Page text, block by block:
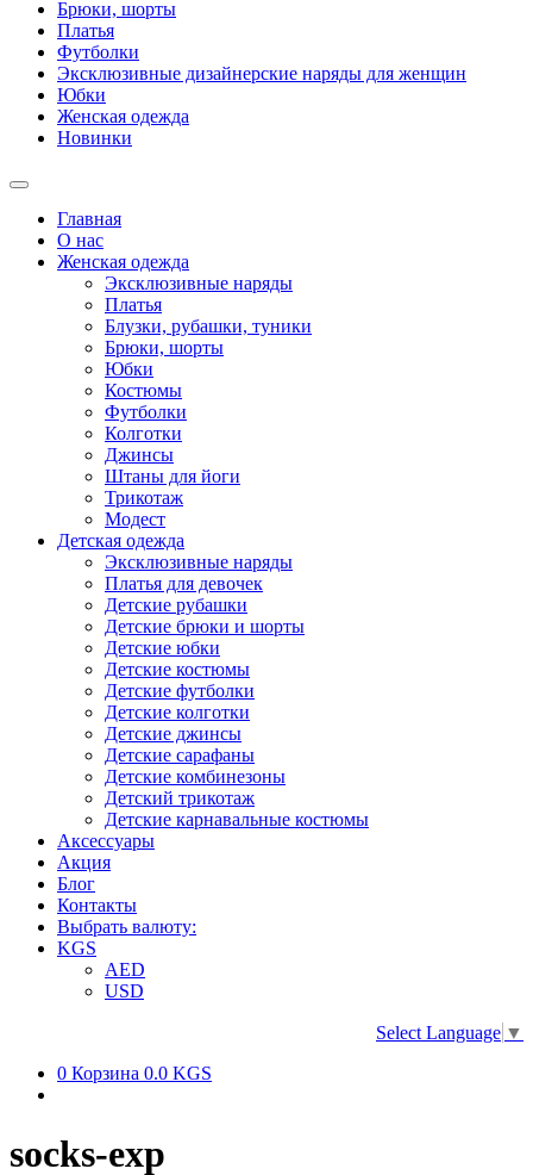
Брюки, шорты
Платья
Футболки
Эксклюзивные дизайнерские наряды для женщин
Юбки
Женская одежда
Новинки
Главная
О нас
Женская одежда
Эксклюзивные наряды
Платья
Блузки, рубашки, туники
Брюки, шорты
Юбки
Костюмы
Футболки
Колготки
Джинсы
Штаны для йоги
Трикотаж
Модест
Детская одежда
Эксклюзивные наряды
Платья для девочек
Детские рубашки
Детские брюки и шорты
Детские юбки
Детские костюмы
Детские футболки
Детские колготки
Детские джинсы
Детские сарафаны
Детские комбинезоны
Детский трикотаж
Детские карнавальные костюмы
Аксессуары
Акция
Блог
Контакты
Выбрать валюту:
KGS
AED
USD
Select Language ▼
0 Корзина 0.0 KGS
socks-exp